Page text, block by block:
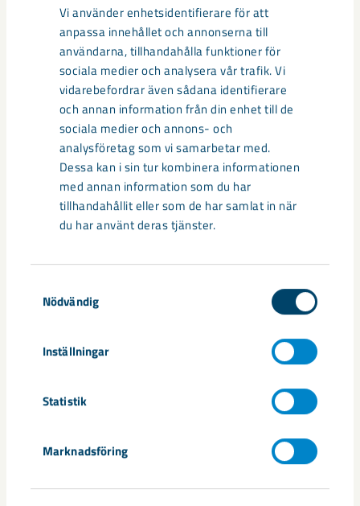
Vi använder enhetsidentifierare för att
anpassa innehållet och annonserna till
användarna, tillhandahålla funktioner för
sociala medier och analysera vår trafik. Vi
vidarebefordrar även sådana identifierare
och annan information från din enhet till de
sociala medier och annons- och
analysföretag som vi samarbetar med.
Dessa kan i sin tur kombinera informationen
med annan information som du har
tillhandahållit eller som de har samlat in när
du har använt deras tjänster.
Nödvändig
Inställningar
Statistik
Marknadsföring
Sibirien-området i gamla Kiruna
centrum avvecklas under 2026
Under sommaren 2026 fortsätter avveckling av fastigheter i
gamla Kiruna centrum på grund av den pågående gruvdriften
– bland annat ...
Handbollstalanger upptäckte en
Kirunaborna fick under helgen uppleva handboll på hög nivå
Spanien möttes i Scandiberico ...